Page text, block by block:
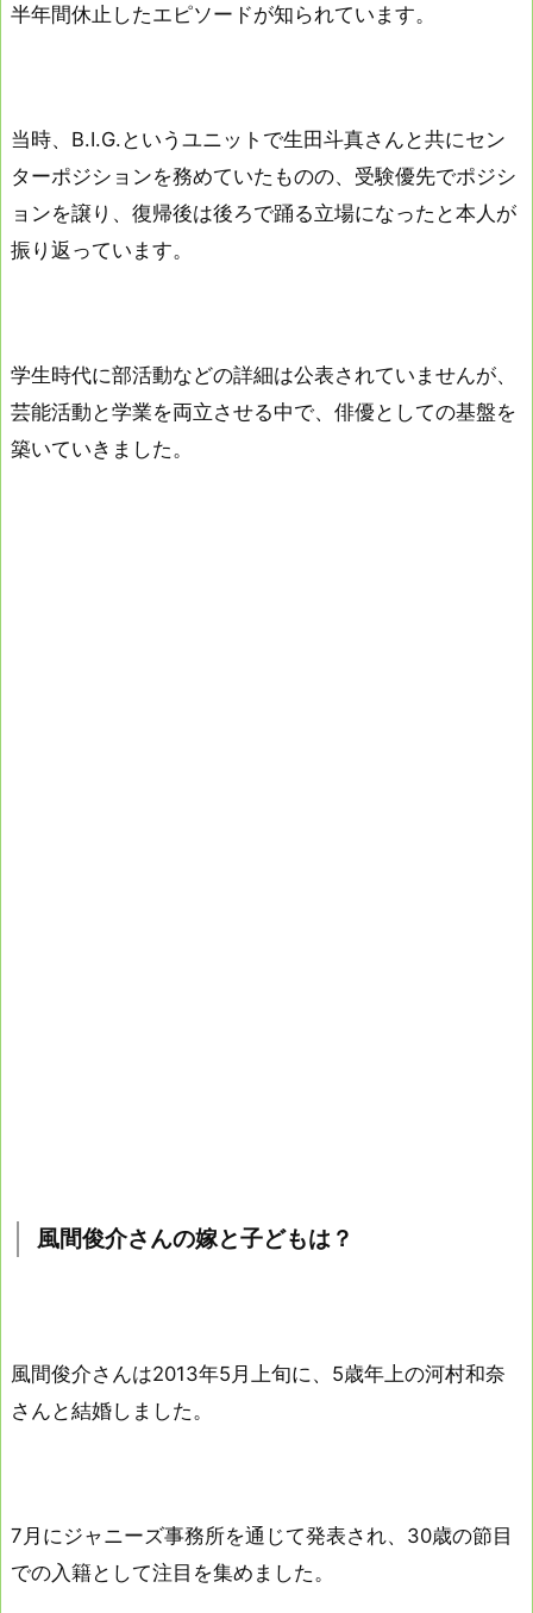
半年間休止したエピソードが知られています。
当時、B.I.G.というユニットで生田斗真さんと共にセン
ターポジションを務めていたものの、受験優先でポジシ
ョンを譲り、復帰後は後ろで踊る立場になったと本人が
振り返っています。
学生時代に部活動などの詳細は公表されていませんが、
芸能活動と学業を両立させる中で、俳優としての基盤を
築いていきました。
風間俊介さんの嫁と子どもは？
風間俊介さんは2013年5月上旬に、5歳年上の河村和奈
さんと結婚しました。
7月にジャニーズ事務所を通じて発表され、30歳の節目
での入籍として注目を集めました。